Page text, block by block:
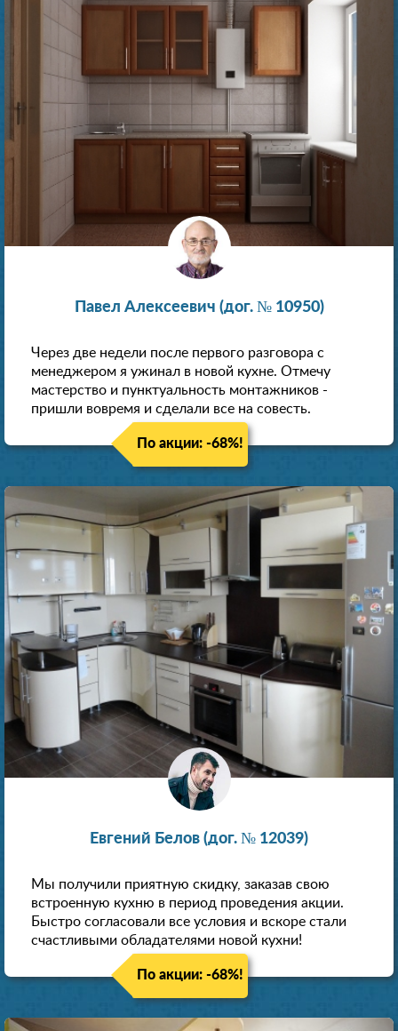
Павел Алексеевич (дог. № 10950)
Через две недели после первого разговора с
менеджером я ужинал в новой кухне. Отмечу
мастерство и пунктуальность монтажников -
пришли вовремя и сделали все на совесть.
По акции: -68%!
Евгений Белов (дог. № 12039)
Мы получили приятную скидку, заказав свою
встроенную кухню в период проведения акции.
Быстро согласовали все условия и вскоре стали
счастливыми обладателями новой кухни!
По акции: -68%!